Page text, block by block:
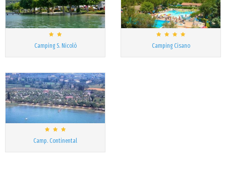
Camping S. Nicolò Camping Cisano
Camp. Continental